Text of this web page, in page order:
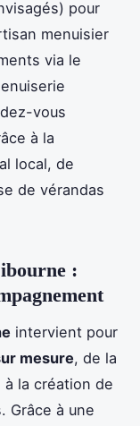
pour
menuisier
via le
vous
à la
local, de
de vérandas
:
intervient pour
mesure, de la
la création de
Grâce à une